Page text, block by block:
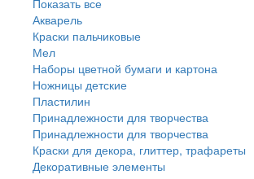
Показать все
Акварель
Краски пальчиковые
Мел
Наборы цветной бумаги и картона
Ножницы детские
Пластилин
Принадлежности для творчества
Принадлежности для творчества
Краски для декора, глиттер, трафареты
Декоративные элементы